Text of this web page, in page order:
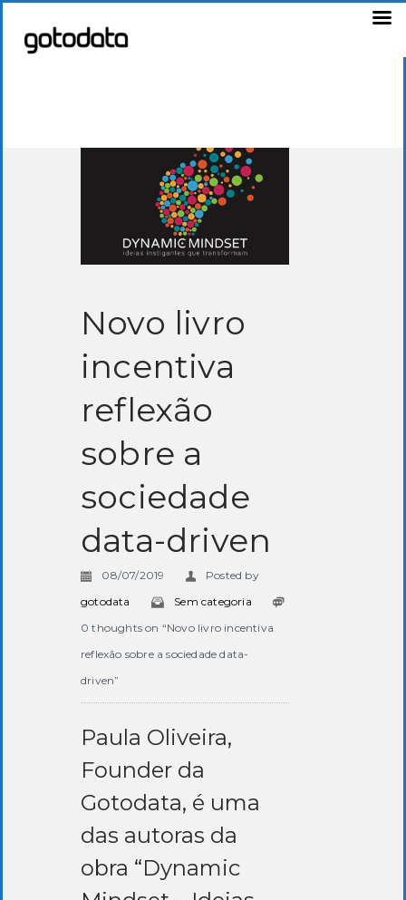
Novo livro
incentiva
reflexão
sobre a
sociedade
data-driven
08/07/2019
Posted by
gotodata
Sem categoria
0 thoughts on “Novo livro incentiva
reflexão sobre a sociedade data-
driven”
Paula Oliveira,
Founder da
Gotodata, é uma
das autoras da
obra “Dynamic